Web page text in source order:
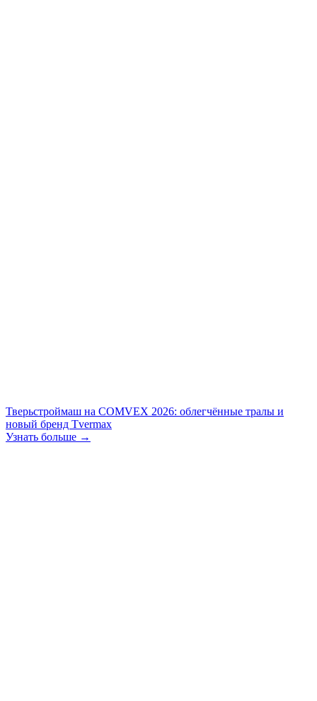
Тверьстроймаш на COMVEX 2026: облегчённые тралы и
новый бренд Tvermax
Узнать больше →